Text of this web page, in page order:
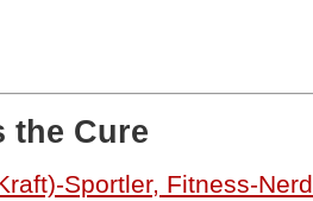
the Cure
Sportler, Fitness-